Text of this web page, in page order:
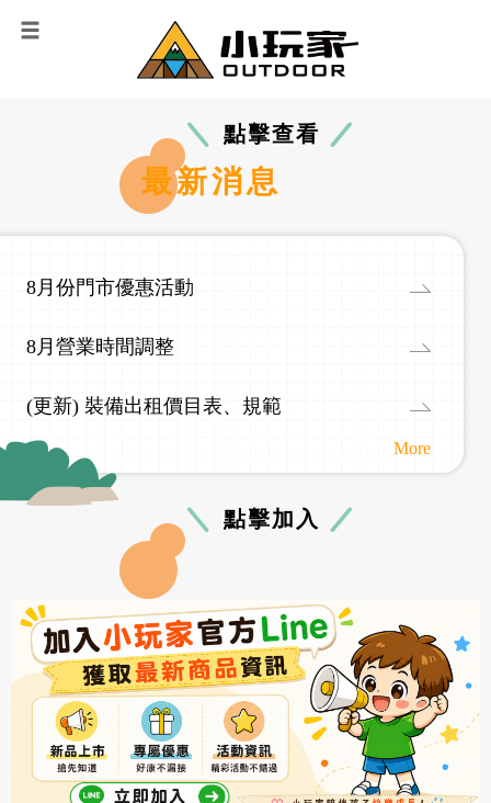
點擊查看
最新消息
8月份門市優惠活動
8月營業時間調整
(更新) 裝備出租價目表、規範
More
點擊加入